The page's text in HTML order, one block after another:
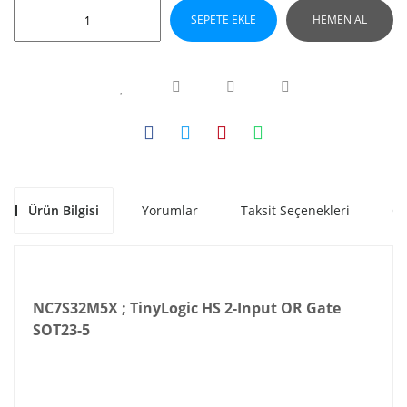
SEPETE EKLE HEMEN AL
Ürün Bilgisi Yorumlar Taksit Seçenekleri
NC7S32M5X ; TinyLogic HS 2-Input OR Gate
SOT23-5